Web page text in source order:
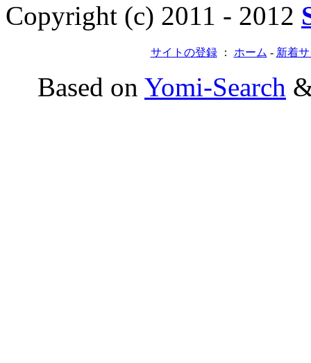
Copyright (c) 2011 - 2012
サイトの登録： ホーム - 新着
Based on Yomi-Search